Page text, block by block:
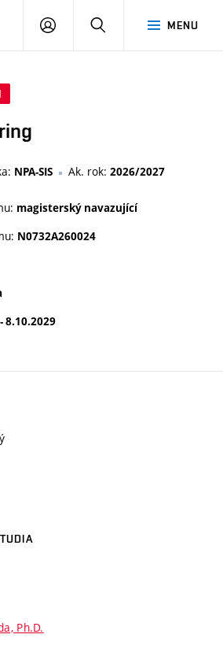
MENU
PŘIHLÁSIT
NPA-SIS Ak. rok: 2026/2027
magisterský navazující
N0732A260024
8.10.2029
Ph.D.